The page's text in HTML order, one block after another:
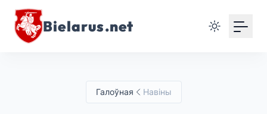
Bielarus.net
Галоўная Навіны